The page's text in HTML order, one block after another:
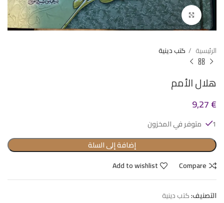
Click to enlarge
الرئيسية كتب دينية
هلال الأمم
9,27€
1 متوفر في المخزون
إضافة إلى السلة
Compare
Add to wishlist
التصنيف:كتب دينية